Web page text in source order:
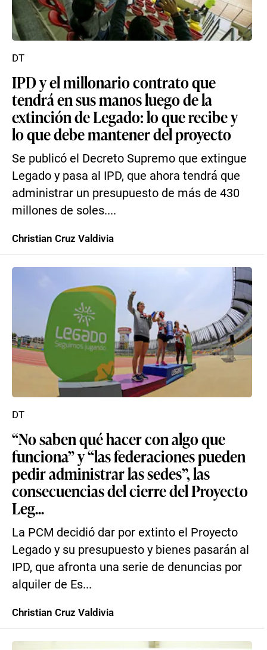
IPD y el millonario contrato que
tendrá en sus manos luego de la
extinción de Legado: lo que recibe y
lo que debe mantener del proyecto
Se publicó el Decreto Supremo que extingue
Legado y pasa al IPD, que ahora tendrá que
administrar un presupuesto de más de 430
millones de soles....
DT
Christian Cruz Valdivia
“No saben qué hacer con algo que
funciona” y “las federaciones pueden
pedir administrar las sedes”, las
consecuencias del cierre del Proyecto
Leg...
La PCM decidió dar por extinto el Proyecto
Legado y su presupuesto y bienes pasarán al
IPD, que afronta una serie de denuncias por
alquiler de Es...
DT
Christian Cruz Valdivia